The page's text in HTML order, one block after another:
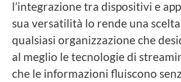
l’integrazione tra dispositivi e
sua versatilità lo rende una
qualsiasi organizzazione che
al meglio le tecnologie di
che le informazioni fluiscono